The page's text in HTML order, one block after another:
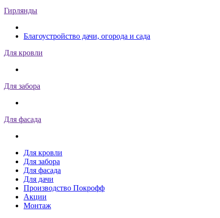
Гирлянды
Благоустройство дачи, огорода и сада
Для кровли
Для забора
Для фасада
Для кровли
Для забора
Для фасада
Для дачи
Производство Покрофф
Акции
Монтаж